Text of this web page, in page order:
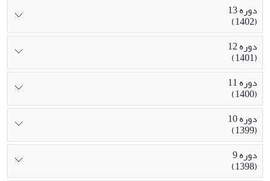
دوره 13
(1402)
دوره 12
(1401)
دوره 11
(1400)
دوره 10
(1399)
دوره 9
(1398)